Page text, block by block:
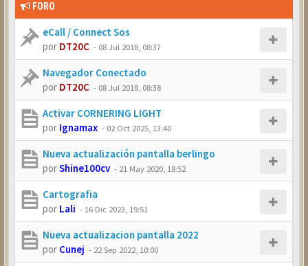
FORO
eCall / Connect Sos
por DT20C - 08 Jul 2018, 08:37
Navegador Conectado
por DT20C - 08 Jul 2018, 08:38
Activar CORNERING LIGHT
por Ignamax - 02 Oct 2025, 13:40
Nueva actualización pantalla berlingo
porShine100cv - 21 May 2020, 18:52
Cartografia
por Lali - 16 Dic 2023, 19:51
Nueva actualizacion pantalla 2022
por Cunej - 22 Sep 2022, 10:00